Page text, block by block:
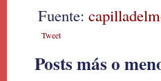
Fuente:
Tweet
Posts más o